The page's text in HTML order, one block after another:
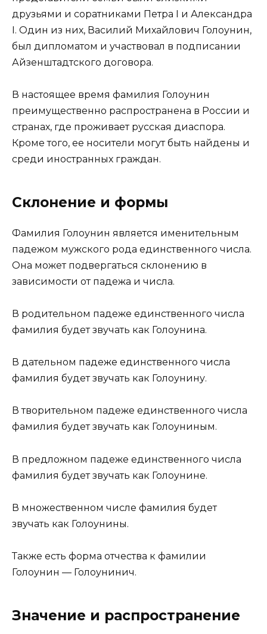
друзьями и соратниками Петра I и Александра
I. Один из них, Василий Михайлович Голоунин,
был дипломатом и участвовал в подписании
Айзенштадтского договора.
В настоящее время фамилия Голоунин
преимущественно распространена в России и
странах, где проживает русская диаспора.
Кроме того, ее носители могут быть найдены и
среди иностранных граждан.
Склонение и формы
Фамилия Голоунин является именительным
падежом мужского рода единственного числа.
Она может подвергаться склонению в
зависимости от падежа и числа.
В родительном падеже единственного числа
фамилия будет звучать как Голоунина.
В дательном падеже единственного числа
фамилия будет звучать как Голоунину.
В творительном падеже единственного числа
фамилия будет звучать как Голоуниным.
В предложном падеже единственного числа
фамилия будет звучать как Голоунине.
В множественном числе фамилия будет
звучать как Голоунины.
Также есть форма отчества к фамилии
Голоунин — Голоунинич.
Значение и распространение